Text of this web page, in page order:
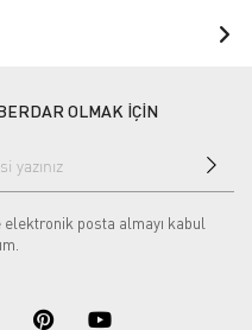
OLMAK İÇİN
elektronik posta almayı kabul